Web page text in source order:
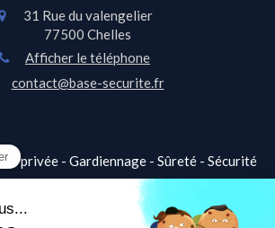
31 Rue du valengelier
77500 Chelles
Afficher le téléphone
contact@base-securite.fr
privée - Gardiennage - Sûreté - Sécurité